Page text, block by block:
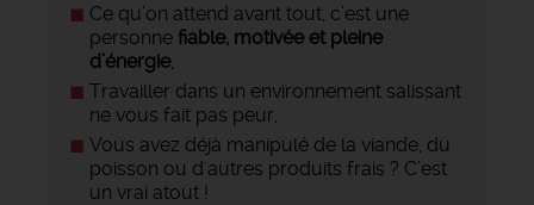
Ce qu’on attend avant tout, c’est une
personne fiable, motivée et pleine
d’énergie,
Travailler dans un environnement salissant
ne vous fait pas peur,
Vous avez déjà manipulé de la viande, du
poisson ou d'autres produits frais ? C’est
un vrai atout !